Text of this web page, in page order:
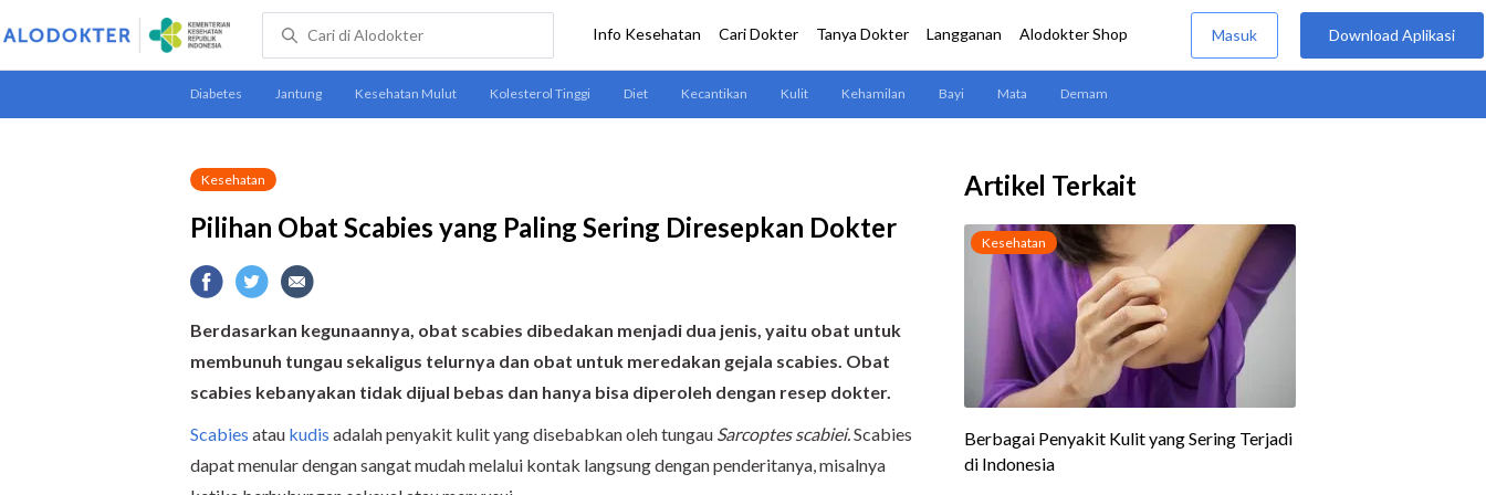
Kesehatan
Pilihan Obat Scabies yang Paling Sering Diresepkan Dokter
Berdasarkan kegunaannya, obat scabies dibedakan menjadi dua jenis, yaitu obat untuk
membunuh tungau sekaligus telurnya dan obat untuk meredakan gejala scabies. Obat
scabies kebanyakan tidak dijual bebas dan hanya bisa diperoleh dengan resep dokter.
Scabies atau kudis adalah penyakit kulit yang disebabkan oleh tungau Sarcoptes scabiei.Scabies
dapat menular dengan sangat mudah melalui kontak langsung dengan penderitanya, misalnya
Artikel Terkait